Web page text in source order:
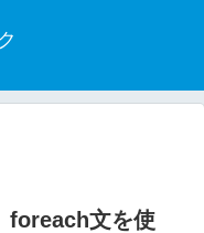
foreach文を使